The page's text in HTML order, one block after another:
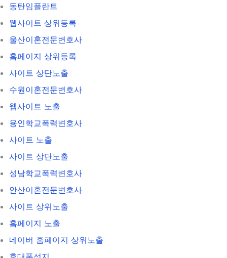
동탄임플란트
웹사이트 상위등록
울산이혼전문변호사
홈페이지 상위등록
사이트 상단노출
수원이혼전문변호사
웹사이트 노출
용인학교폭력변호사
사이트 노출
사이트 상단노출
성남학교폭력변호사
안산이혼전문변호사
사이트 상위노출
홈페이지 노출
네이버 홈페이지 상위노출